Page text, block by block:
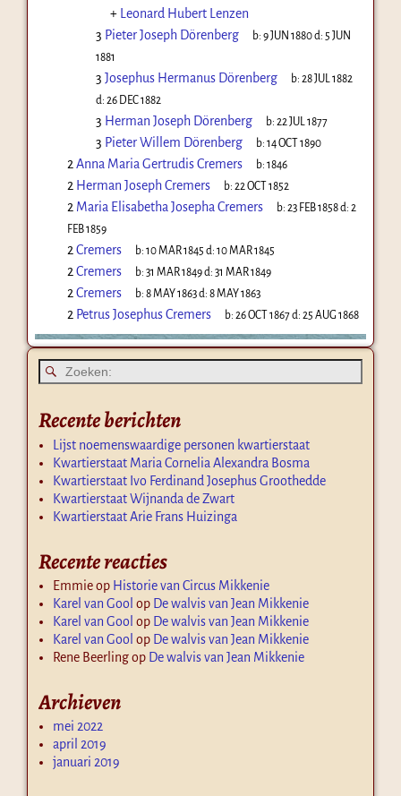
+ Leonard Hubert Lenzen
3 Pieter Joseph Dörenberg b:9 JUN 1880d: 5 JUN
1881
3 Josephus Hermanus Dörenberg b:28 JUL 1882
d: 26 DEC 1882
3 Herman Joseph Dörenberg b:22 JUL 1877
3 Pieter Willem Dörenberg b:14 OCT 1890
2 Anna Maria Gertrudis Cremers b:1846
2 Herman Joseph Cremers b:22 OCT 1852
2 Maria Elisabetha Josepha Cremers b:23 FEB 1858d:2
FEB 1859
2 Cremers b:10 MAR 1845 d:10 MAR 1845
2 Cremers b:31 MAR 1849d:31 MAR 1849
2 Cremers b:8 MAY 1863d:8 MAY 1863
2 Petrus Josephus Cremers b:26 OCT 1867d:25 AUG 1868
Recente berichten
Lijst noemenswaardige personen kwartierstaat
Kwartierstaat Maria Cornelia Alexandra Bosma
Kwartierstaat Ivo Ferdinand Josephus Groothedde
Kwartierstaat Wijnanda de Zwart
Kwartierstaat Arie Frans Huizinga
Recente reacties
Emmieop Historie van Circus Mikkenie
Karel van Gool op De walvis van Jean Mikkenie
Karel van Gool op De walvis van Jean Mikkenie
Karel van Gool op De walvis van Jean Mikkenie
Rene Beerlingop De walvis van Jean Mikkenie
Archieven
mei 2022
april 2019
januari 2019